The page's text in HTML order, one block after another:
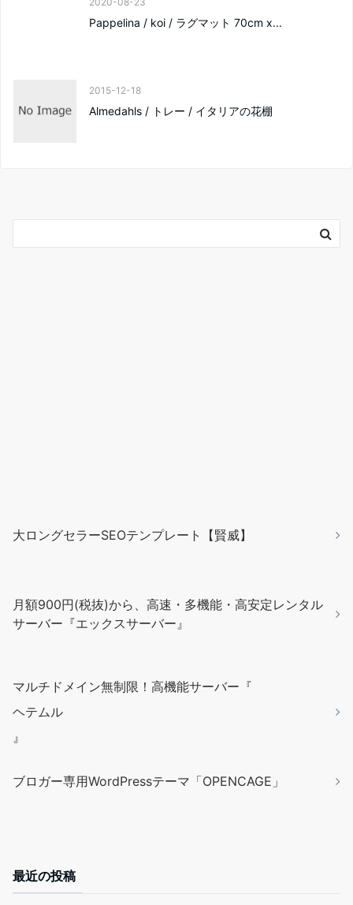
Pappelina / koi / ラグマット 70cm x...
2015-12-18
Almedahls / トレー / イタリアの花棚
大ロングセラーSEOテンプレート【賢威】
月額900円(税抜)から、高速・多機能・高安定レンタル
サーバー『エックスサーバー』
マルチドメイン無制限！高機能サーバー『
ヘテムル
』
ブロガー専用WordPressテーマ「OPENCAGE」
最近の投稿